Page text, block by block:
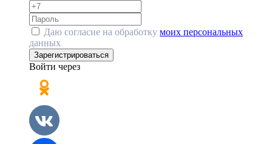
Даю согласие на обработку моих персональных
данных
Зарегистрироваться
Войти через